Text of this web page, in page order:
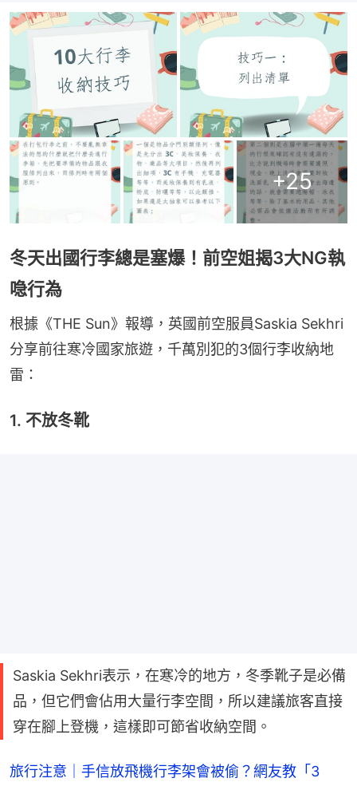
+25
冬天出國行李總是塞爆！前空姐揭3大NG執
喼行為
根據《THE Sun》報導，英國前空服員Saskia Sekhri
分享前往寒冷國家旅遊，千萬別犯的3個行李收納地
雷：
1. 不放冬靴
Saskia Sekhri表示，在寒冷的地方，冬季靴子是必備
品，但它們會佔用大量行李空間，所以建議旅客直接
穿在腳上登機，這樣即可節省收納空間。
旅行注意｜手信放飛機行李架會被偷？網友教「3